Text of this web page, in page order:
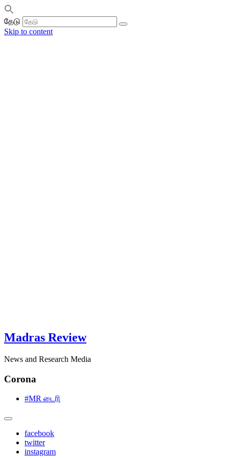
தேடு
Skip to content
Madras Review
News and Research Media
Corona
#MR டைரி
facebook
twitter
instagram